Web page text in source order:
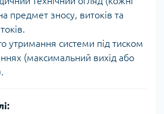
предмет зносу, витоків та
утримання системи під тиском
(максимальний вихід або